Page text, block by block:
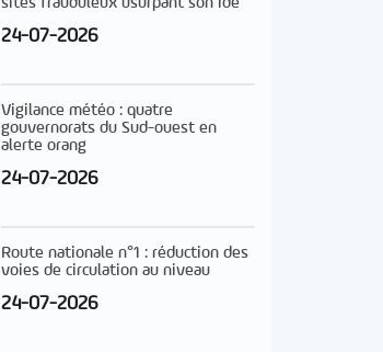
24-07-2026
Vigilance météo : quatre
gouvernorats du Sud-ouest en
alerte orang
24-07-2026
Route nationale n°1 : réduction des
voies de circulation au niveau
24-07-2026